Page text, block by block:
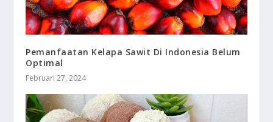
Pemanfaatan Kelapa Sawit Di Indonesia Belum
Optimal
Februari 27, 2024